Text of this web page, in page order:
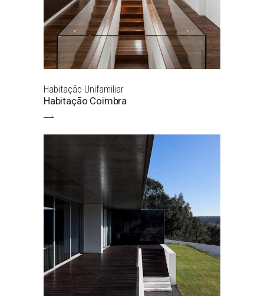
Habitação Unifamiliar
Habitação Coimbra